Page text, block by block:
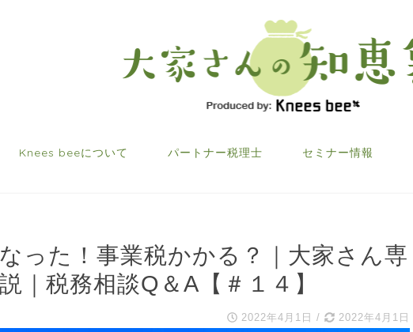
Knees beeについて パートナー税理士 セミナー情報
った！事業税かかる？｜大家さん専
｜税務相談Q＆A【＃１４】
2022年4月1日 / 2022年4月1日